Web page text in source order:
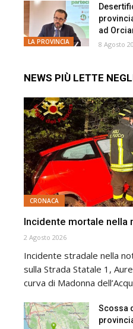
LA PROVINCIA
ad
8 Agosto
NEWS PIÙ LETTE
CRONACA
Incidente mortale nella
2 Agosto 2026
Incidente stradale nella
sulla Strada Statale 1,
curva di Madonna
Scossa